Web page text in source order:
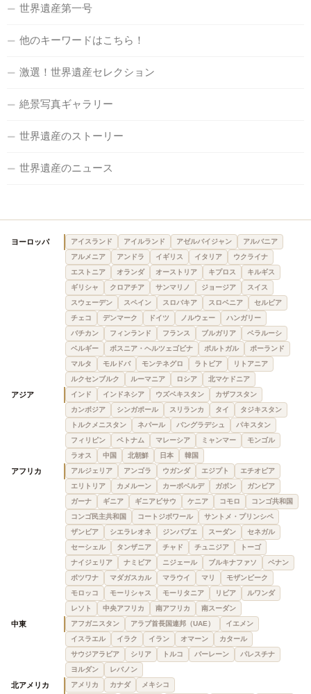
世界遺産第一号
他のキーワードはこちら！
激選！世界遺産セレクション
絶景写真ギャラリー
世界遺産のストーリー
世界遺産のニュース
ヨーロッパ アイスランド アイルランド アゼルバイジャン
アルバニア
アルメニア
アンドラ イギリス イタリア
ウクライナ
エストニア
オランダ オーストリア キプロス
キルギス
ギリシャ
クロアチア サンマリノ ジョージア
スイス
スウェーデン
スペイン スロバキア スロベニア
セルビア
チェコ
デンマーク ドイツ ノルウェー
ハンガリー
バチカン
フィンランド フランス ブルガリア
ベラルーシ
ベルギー
ボスニア・ヘルツェゴビナ ポルトガル
ポーランド
マルタ
モルドバ モンテネグロ ラトビア
リトアニア
ルクセンブルク
ルーマニア ロシア 北マケドニア
アジア インド インドネシア ウズベキスタン
カザフスタン
カンボジア
シンガポール スリランカ タイ
タジキスタン
トルクメニスタン
ネパール バングラデシュ
パキスタン
フィリピン
ベトナム マレーシア ミャンマー
モンゴル
ラオス
中国 北朝鮮 日本 韓国
アフリカ アルジェリア アンゴラ ウガンダ エジプト
エチオピア
エリトリア
カメルーン カーボベルデ ガボン
ガンビア
ガーナ
ギニア ギニアビサウ ケニア コモロ
コンゴ共和国
コンゴ民主共和国
コートジボワール
サントメ・プリンシペ
ザンビア
シエラレオネ ジンバブエ スーダン
セネガル
セーシェル
タンザニア チャド チュニジア
トーゴ
ナイジェリア
ナミビア ニジェール ブルキナファソ
ベナン
ボツワナ
マダガスカル マラウイ マリ
モザンビーク
モロッコ
モーリシャス モーリタニア リビア
ルワンダ
レソト
中央アフリカ 南アフリカ 南スーダン
中東 アフガニスタン アラブ首長国連邦（UAE）
イエメン
イスラエル
イラク イラン オマーン
カタール
サウジアラビア
シリア トルコ バーレーン
パレスチナ
ヨルダン
レバノン
北アメリカ アメリカ カナダ メキシコ